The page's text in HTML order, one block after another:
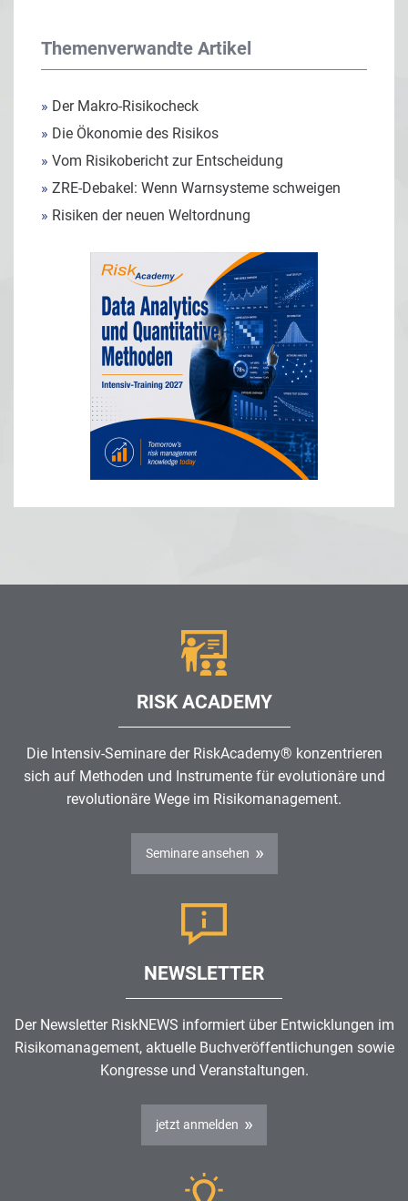
Themenverwandte Artikel
» Der Makro-Risikocheck
» Die Ökonomie des Risikos
» Vom Risikobericht zur Entscheidung
» ZRE-Debakel: Wenn Warnsysteme schweigen
» Risiken der neuen Weltordnung
RISK ACADEMY
Die Intensiv-Seminare der RiskAcademy® konzentrieren
sich auf Methoden und Instrumente für evolutionäre und
revolutionäre Wege im Risikomanagement.
Seminare ansehen
NEWSLETTER
Der Newsletter RiskNEWS informiert über Entwicklungen im
Risikomanagement, aktuelle Buchveröffentlichungen sowie
Kongresse und Veranstaltungen.
jetzt anmelden